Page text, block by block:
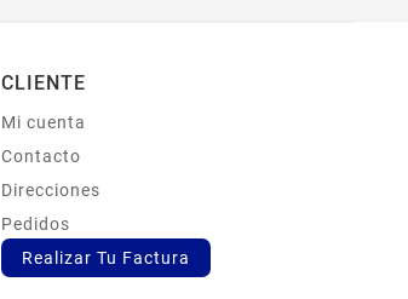
CLIENTE
Mi cuenta
Contacto
Direcciones
Pedidos
Realizar Tu Factura